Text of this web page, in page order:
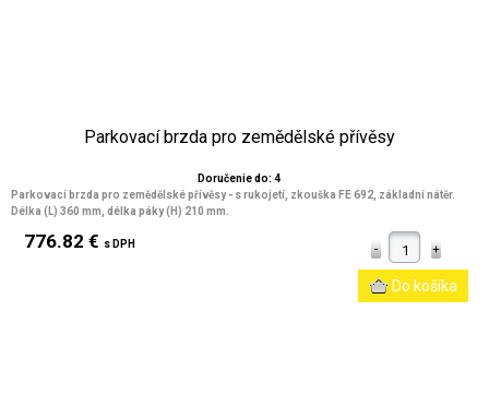
Parkovací brzda pro zemědělské přívěsy
Doručenie do: 4
Parkovací brzda pro zemědělské přívěsy - s rukojetí, zkouška FE 692, základní nátěr.
Délka (L) 360 mm, délka páky (H) 210 mm.
776.82 € s DPH